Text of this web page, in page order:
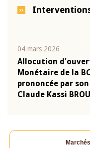
04 mars 2026
Allocution
Monétaire de la
prononcée par
Claude Kassi BROU